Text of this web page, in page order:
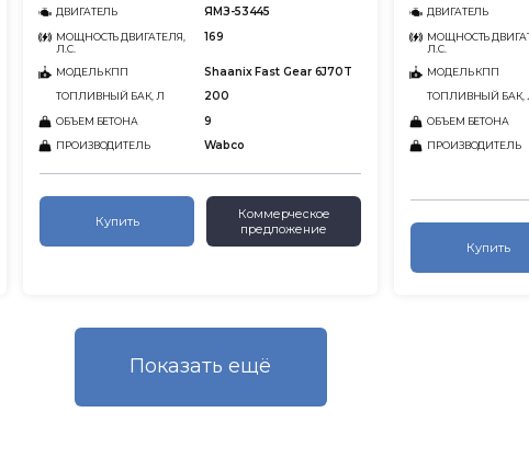
ДВИГАТЕЛЬ ЯМЗ-53445
МОЩНОСТЬ ДВИГАТЕЛЯ,
Л.С.
169
МОДЕЛЬ КПП Shaanix Fast Gear 6J70T
ТОПЛИВНЫЙ БАК, Л 200
ОБЪЕМ БЕТОНА 9
ПРОИЗВОДИТЕЛЬ Wabco
Купить
Коммерческое
предложение
ДВИГАТЕЛЬ
МОЩНОСТЬ
Л.С.
МОДЕЛЬ КПП
ТОПЛИВНЫЙ БАК,
ОБЪЕМ БЕТОНА
ПРОИЗВОДИТЕЛЬ
Купить
Показать eщё